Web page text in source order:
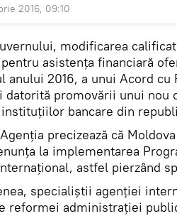
2016, 09:10
modificarea
asistența financiară
anului 2016, a unui Acord
datorită promovării unui nou
bancare din
precizează că
la implementarea
astfel pierzând
specialiștii agenției
reformei administrației